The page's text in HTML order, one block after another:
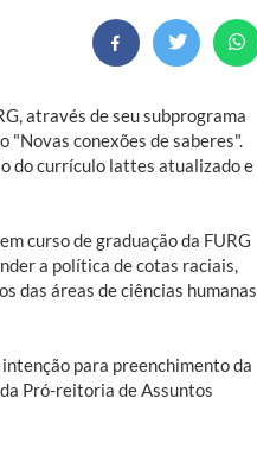
através de seu subprograma
conexões de saberes".
do currículo lattes atualizado e
curso de graduação da FURG
a política de cotas raciais,
das áreas de ciências humanas,
para preenchimento da
Pró-reitoria de Assuntos